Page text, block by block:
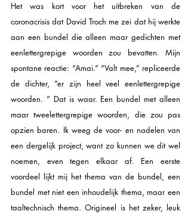
Het was kort voor het uitbreken van de
coronacrisis dat David Troch me zei dat hij werkte
aan een bundel die alleen maar gedichten met
eenlettergrepige woorden zou bevatten. Mijn
spontane reactie: “Amai.” “Valt mee,” repliceerde
de dichter, “er zijn heel veel eenlettergrepige
woorden. ” Dat is waar. Een bundel met alleen
maar tweelettergrepige woorden, die zou pas
opzien baren. Ik weeg de voor- en nadelen van
een dergelijk project, want zo kunnen we dit wel
noemen, even tegen elkaar af. Een eerste
voordeel lijkt mij het thema van de bundel, een
bundel met niet een inhoudelijk thema, maar een
taaltechnisch thema. Origineel is het zeker, leuk